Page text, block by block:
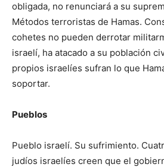
obligada, no renunciará a su
Métodos terroristas de Hamas.
cohetes no pueden derrotar
israelí, ha atacado a su población
propios israelíes sufran lo que
soportar.
Pueblos
Pueblo israelí. Su sufrimiento.
judíos israelíes creen que el